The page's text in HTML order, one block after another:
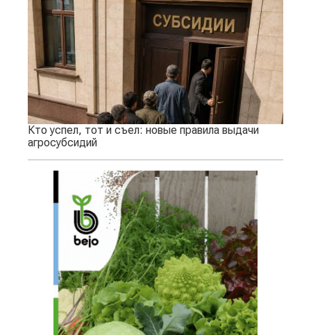
Кто успел, тот и съел: новые правила выдачи
агросубсидий